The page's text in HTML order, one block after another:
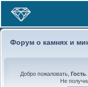
Форум о камнях и
Добро пожаловать, Гость.
Не